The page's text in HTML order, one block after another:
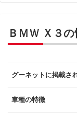
ＢＭＷ Ｘ３
グーネットに掲載さ
車種の特徴